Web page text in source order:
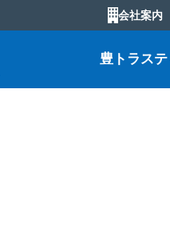
会社案内
豊トラス